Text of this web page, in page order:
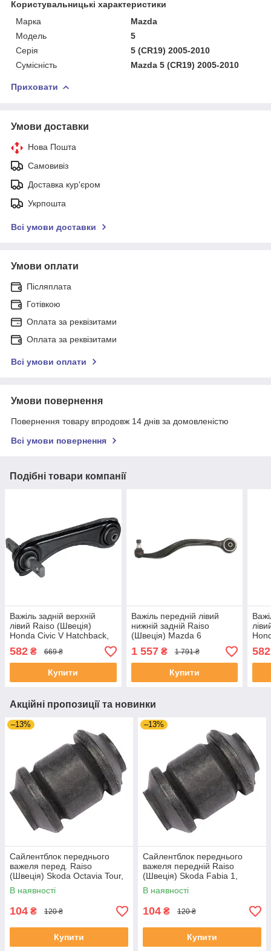
Користувальницькі характеристики
Марка
Mazda
Мoдель
5
Серія
5 (CR19) 2005-2010
Сумісність
Mazda 5 (CR19) 2005-2010
Приховати
Умови доставки
Нова Пошта
Самовивіз
Доставка кур'єром
Укрпошта
Всі умови доставки
Умови оплати
Післяплата
Готівкою
Оплата за реквізитами
Оплата за реквізитами
Всі умови оплати
Умови повернення
Повернення товару впродовж 14 днів за домовленістю
Всі умови повернення
Подібні товари компанії
Важіль задній верхній
лівий Raiso (Швеція)
Honda Civic V Hatchback,
Хонда Сівік 5 91- #RL-
524300H UABDOCT4
582 ₴ 669 ₴
Купити
Важіль передній лівий
нижній задній Raiso
(Швеція) Mazda 6
(GG/GY), Мазда 6 02-07
#RL-GJ6J50M UAWUTSX4
1 557₴ 1 791 ₴
Купити
5
582
Акційні пропозиції та новинки
–13%
Сайлентблок переднього
важеля перед. Raiso
(Швеція) Skoda Octavia Tour,
Октавія Тур 96- #RL-1J0182V
UAJOTLS4
В наявності
104 ₴ 120 ₴
Купити
–13%
Сайлентблок переднього
важеля передній Raiso
(Швеція) Skoda Fabia 1,
Шкода Фабія 1 99-08 #RL-
1J0182V UAXPUCH4
В наявності
104 ₴ 120 ₴
Купити